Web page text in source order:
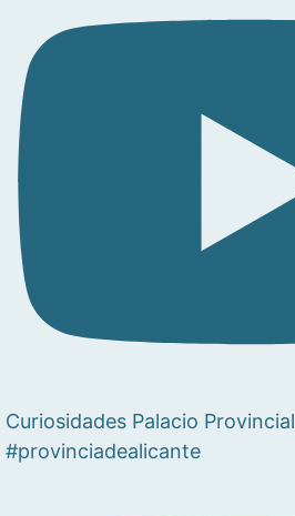
Curiosidades Palacio Provincial
#provinciadealicante